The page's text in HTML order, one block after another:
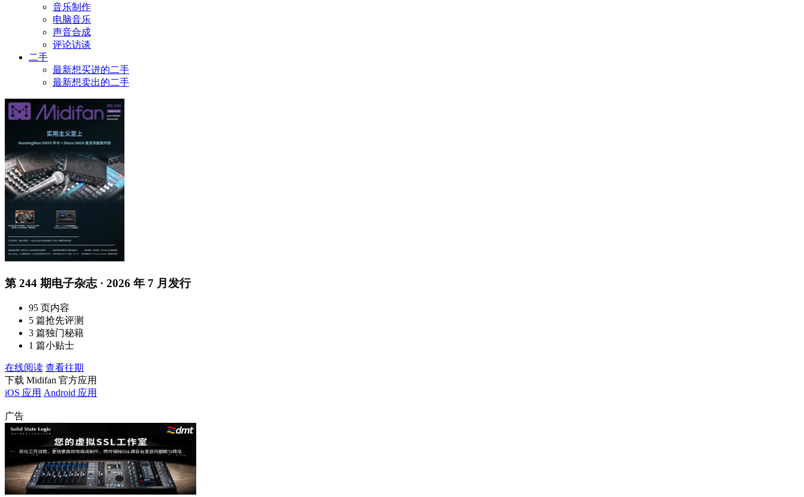
音乐制作
电脑音乐
声音合成
评论访谈
二手
最新想买进的二手
最新想卖出的二手
第 244 期电子杂志 · 2026 年 7 月发行
95 页内容
5 篇抢先评测
3 篇独门秘籍
1 篇小贴士
在线阅读 查看往期
下载 Midifan 官方应用
iOS 应用 Android 应用
广告